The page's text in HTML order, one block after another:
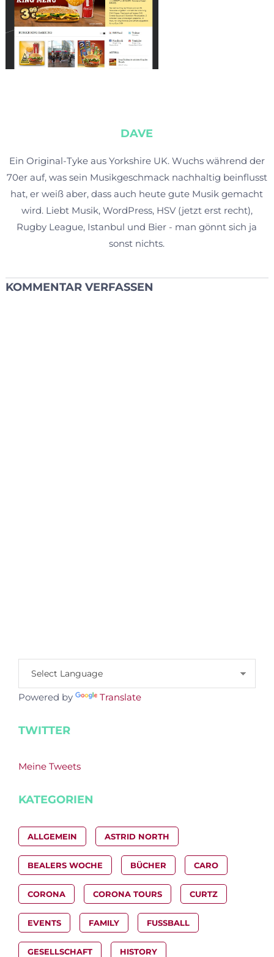
DAVE
Ein Original-Tyke aus Yorkshire UK. Wuchs während der
70er auf, was sein Musikgeschmack nachhaltig beinflusst
hat, er weiß aber, dass auch heute gute Musik gemacht
wird. Liebt Musik, WordPress, HSV (jetzt erst recht),
Rugby League, Istanbul und Bier - man gönnt sich ja
sonst nichts.
KOMMENTAR VERFASSEN
Powered by Translate
TWITTER
Meine Tweets
KATEGORIEN
ALLGEMEIN ASTRID NORTH
BEALERS WOCHE BÜCHER CARO
CORONA CORONA TOURS CURTZ
EVENTS FAMILY FUSSBALL
GESELLSCHAFT HISTORY